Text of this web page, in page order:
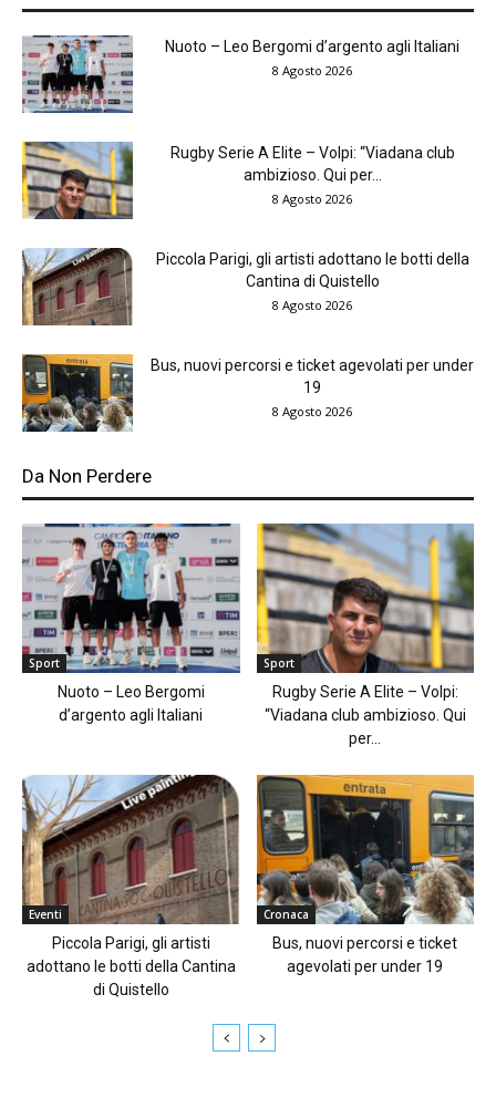
Nuoto – Leo Bergomi d’argento agli Italiani
8 Agosto 2026
Rugby Serie A Elite – Volpi: “Viadana club
ambizioso. Qui per...
8 Agosto 2026
Piccola Parigi, gli artisti adottano le botti della
Cantina di Quistello
8 Agosto 2026
Bus, nuovi percorsi e ticket agevolati per under
19
8 Agosto 2026
Da Non Perdere
Sport
Nuoto – Leo Bergomi
d’argento agli Italiani
Sport
Rugby Serie A Elite – Volpi:
“Viadana club ambizioso. Qui
per...
Eventi
Piccola Parigi, gli artisti
adottano le botti della Cantina
di Quistello
Cronaca
Bus, nuovi percorsi e ticket
agevolati per under 19